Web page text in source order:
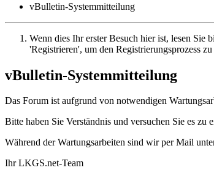
vBulletin-Systemmitteilung
Wenn dies Ihr erster Besuch hier ist, lesen Sie
'Registrieren', um den Registrierungsprozess
vBulletin-Systemmitteilung
Das Forum ist aufgrund von notwendigen
Bitte haben Sie Verständnis und versuchen Sie es zu
Während der Wartungsarbeiten sind wir per Mail
Ihr LKGS.net-Team